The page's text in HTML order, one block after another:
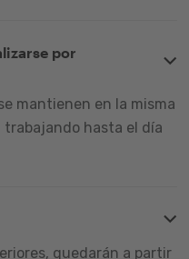
por
mantienen en la misma
trabajando hasta el día
quedarán a partir